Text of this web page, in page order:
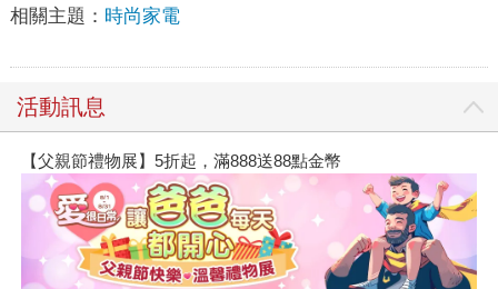
相關主題： 時尚家電
活動訊息
【父親節禮物展】5折起，滿888送88點金幣